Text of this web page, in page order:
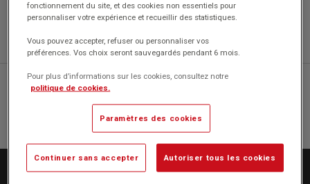
04 77 43 46 20
CONTACTEZ-NOUS
La newsletter Pichon
fonctionnement du site, et des cookies non essentiels pour
personnaliser votre expérience et recueillir des statistiques.
Vous pouvez accepter, refuser ou personnaliser vos
préférences. Vos choix seront sauvegardés pendant 6 mois.
Pour plus d’informations sur les cookies, consultez notre
politique de cookies.
Paramètres des cookies
Continuer sans accepter Autoriser tous les cookies